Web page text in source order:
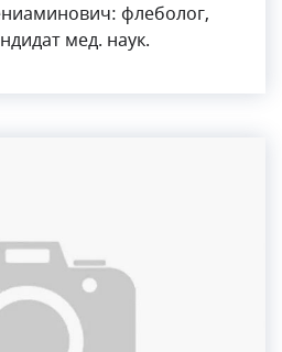
флеболог,
мед. наук.